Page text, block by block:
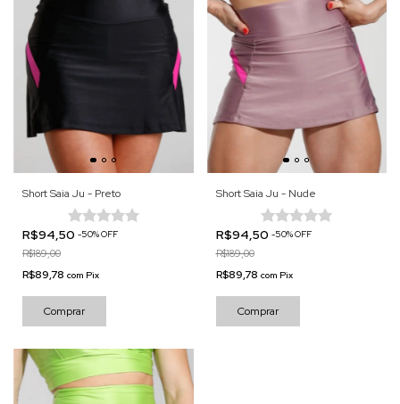
Short Saia Ju - Preto
R$94,50 -50%OFF
R$189,00
R$89,78 com Pix
Comprar
Short Saia Ju - Nude
R$94,50 -50%OFF
R$189,00
R$89,78 com Pix
Comprar